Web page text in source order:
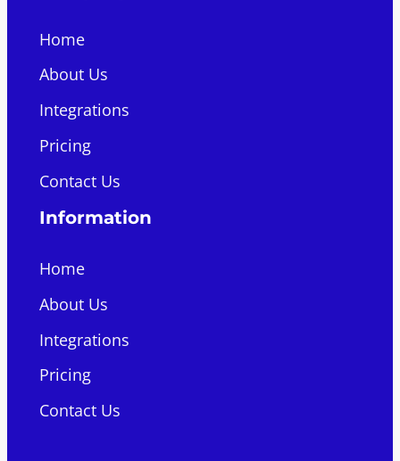
Home
About Us
Integrations
Pricing
Contact Us
Information
Home
About Us
Integrations
Pricing
Contact Us